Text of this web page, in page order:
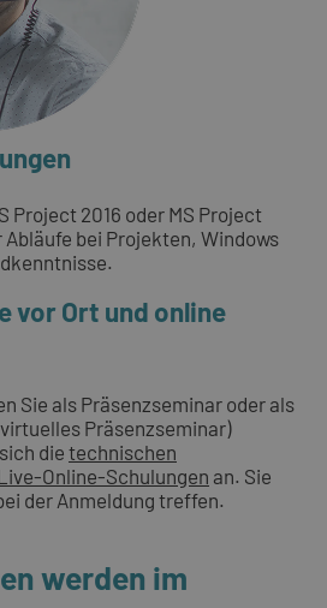
Project 2016 oder MS Project
Abläufe bei Projekten, Windows
vor Ort und online
Sie als Präsenzseminar oder als
Präsenzseminar)
die technischen
Online-Schulungen an. Sie
der Anmeldung treffen.
werden im